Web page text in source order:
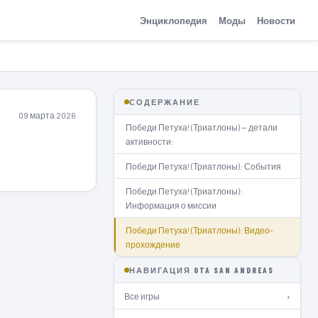
Энциклопедия Моды Новости
09 марта 2026
СОДЕРЖАНИЕ
Победи Петуха! (Триатлоны) — детали
активности:
Победи Петуха! (Триатлоны): События
Победи Петуха! (Триатлоны):
Информация о миссии
Победи Петуха! (Триатлоны): Видео-
прохождение
НАВИГАЦИЯ GTA SAN ANDREAS
Все игры ›